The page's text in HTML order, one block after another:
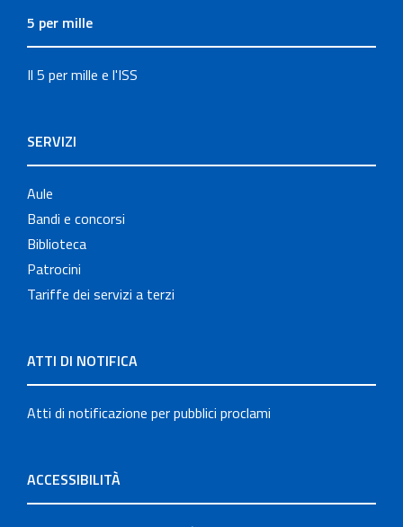
5 per mille
Il 5 per mille e l'ISS
SERVIZI
Aule
Bandi e concorsi
Biblioteca
Patrocini
Tariffe dei servizi a terzi
ATTI DI NOTIFICA
Atti di notificazione per pubblici proclami
ACCESSIBILITÀ